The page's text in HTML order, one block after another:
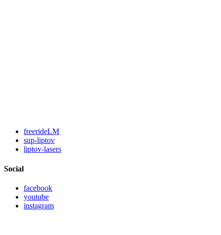
freerideLM
sup-liptov
liptov-lasers
Social
facebook
youtube
instagram